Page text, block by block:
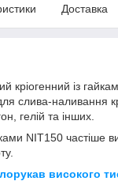
Доставка
кріогенний із
слива-наливання
гелій та інших.
NIT150 частіше
високого